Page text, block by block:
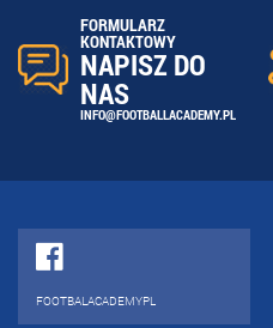
FORMULARZ
KONTAKTOWY
NAPISZ DO
NAS
INFO@FOOTBALLACADEMY.PL
FOOTBALACADEMYPL